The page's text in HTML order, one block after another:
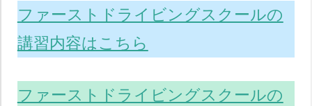
ファーストドライビングスクールの
講習内容はこちら
ファーストドライビングスクールの